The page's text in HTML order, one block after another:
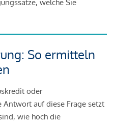
welche Sie
So ermitteln
oder
Antwort auf diese Frage setzt
wie hoch die